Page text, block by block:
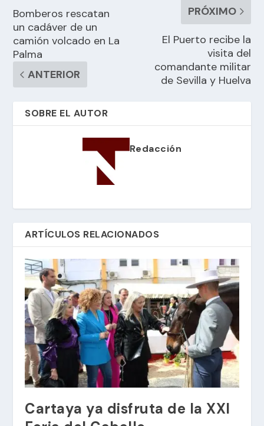
Bomberos rescatan
un cadáver de un
camión volcado en La
Palma
ANTERIOR
PRÓXIMO
El Puerto recibe la
visita del
comandante militar
de Sevilla y Huelva
SOBRE EL AUTOR
Redacción
ARTÍCULOS RELACIONADOS
Cartaya ya disfruta de la XXI